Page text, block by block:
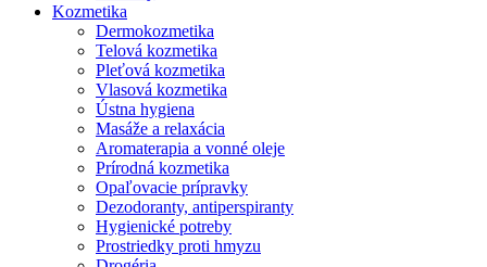
Kozmetika
Dermokozmetika
Telová kozmetika
Pleťová kozmetika
Vlasová kozmetika
Ústna hygiena
Masáže a relaxácia
Aromaterapia a vonné oleje
Prírodná kozmetika
Opaľovacie prípravky
Dezodoranty, antiperspiranty
Hygienické potreby
Prostriedky proti hmyzu